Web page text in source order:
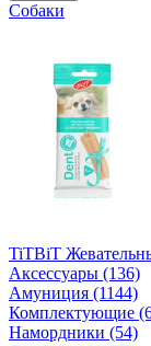
Собаки
TiTBiT
Аксессуары (136)
Амуниция (1144)
Комплектующие
Намордники (54)